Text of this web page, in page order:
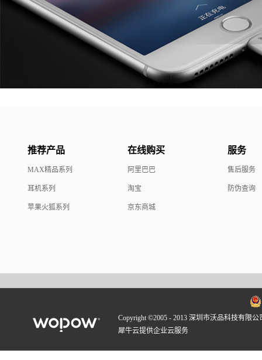
推荐产品
MAX精品系列
耳机系列
苹果火狐系列
在线购买
阿里巴巴
淘宝
京东商城
服务
售后服务
防伪查询
Copyright ©2005 - 2013 深圳市沃品科技有限公
犀牛云提供企业云服务